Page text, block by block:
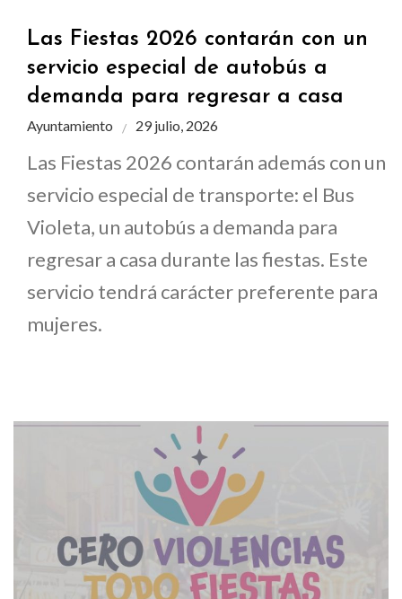
Las Fiestas 2026 contarán con un
servicio especial de autobús a
demanda para regresar a casa
Ayuntamiento 29 julio, 2026
Las Fiestas 2026 contarán además con un
servicio especial de transporte: el Bus
Violeta, un autobús a demanda para
regresar a casa durante las fiestas. Este
servicio tendrá carácter preferente para
mujeres.